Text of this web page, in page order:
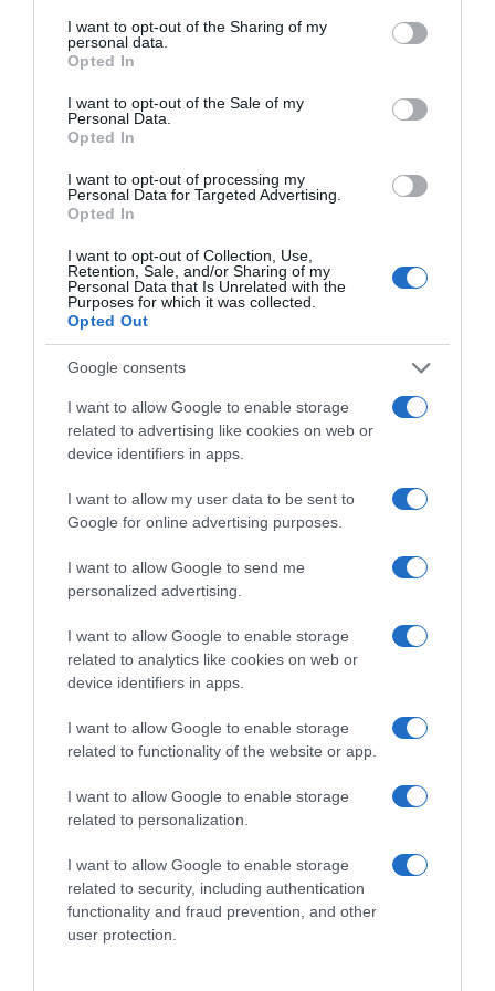
not limited to your visit or usage behaviour. You may click to
grant or deny consent to Google and its third-party tags to
use your data for below specified purposes in below Google
consent section.
I want to opt-out of the Sharing of my
personal data.
Opted In
I want to opt-out of the Sale of my
Personal Data.
Opted In
I want to opt-out of processing my
Personal Data for Targeted Advertising.
Opted In
I want to opt-out of Collection, Use,
Retention, Sale, and/or Sharing of my
Personal Data that Is Unrelated with the
Purposes for which it was collected.
Opted Out
Google consents
I want to allow Google to enable storage
related to advertising like cookies on web or
device identifiers in apps.
I want to allow my user data to be sent to
Google for online advertising purposes.
I want to allow Google to send me
personalized advertising.
I want to allow Google to enable storage
related to analytics like cookies on web or
device identifiers in apps.
I want to allow Google to enable storage
related to functionality of the website or app.
I want to allow Google to enable storage
related to personalization.
I want to allow Google to enable storage
related to security, including authentication
functionality and fraud prevention, and other
user protection.
-71,13%
Detalles del producto
Categoría
Bebidas
Subcategoría
Refrescos
Supermercado
CARREFOUR
Seguimiento desde
05 Jul 2022
Descripción del producto